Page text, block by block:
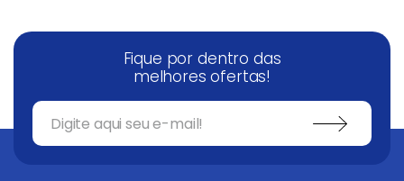
Fique por dentro das
melhores ofertas!